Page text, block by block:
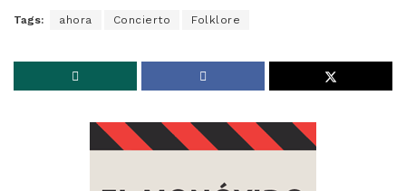
Tags: ahora Concierto Folklore